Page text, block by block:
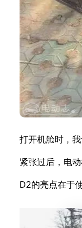
打开机舱时，
紧张过后，电
D2的亮点在于